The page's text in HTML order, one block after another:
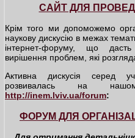
САЙТ ДЛЯ
Крім того ми допоможемо
наукову дискусію в межах
інтернет-форуму, що
вирішення проблем, які
Активна дискусія серед
розвивалась на
http://inem.lviv.ua/forum:
ФОРУМ ДЛЯ